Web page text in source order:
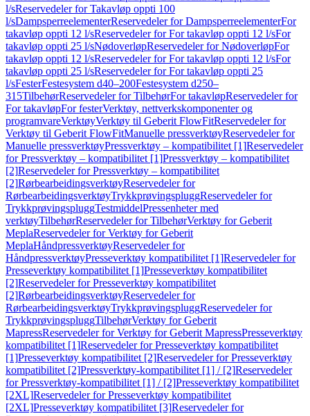
l/sReservedeler for Takavløp oppti 100
l/sDampsperreelementerReservedeler for DampsperreelementerFor
takavløp oppti 12 l/sReservedeler for For takavløp oppti 12 l/sFor
takavløp oppti 25 l/sNødoverløpReservedeler for NødoverløpFor
takavløp oppti 12 l/sReservedeler for For takavløp oppti 12 l/sFor
takavløp oppti 25 l/sReservedeler for For takavløp oppti 25
l/sFesterFestesystem d40–200Festesystem d250–
315TilbehørReservedeler for TilbehørFor takavløpReservedeler for
For takavløpFor festerVerktøy, nettverkskomponenter og
programvareVerktøyVerktøy til Geberit FlowFitReservedeler for
Verktøy til Geberit FlowFitManuelle pressverktøyReservedeler for
Manuelle pressverktøyPressverktøy – kompatibilitet [1]Reservedeler
for Pressverktøy – kompatibilitet [1]Pressverktøy – kompatibilitet
[2]Reservedeler for Pressverktøy – kompatibilitet
[2]RørbearbeidingsverktøyReservedeler for
RørbearbeidingsverktøyTrykkprøvingspluggReservedeler for
TrykkprøvingspluggTestmiddelPressenheter med
verktøyTilbehørReservedeler for TilbehørVerktøy for Geberit
MeplaReservedeler for Verktøy for Geberit
MeplaHåndpressverktøyReservedeler for
HåndpressverktøyPresseverktøy kompatibilitet [1]Reservedeler for
Presseverktøy kompatibilitet [1]Presseverktøy kompatibilitet
[2]Reservedeler for Presseverktøy kompatibilitet
[2]RørbearbeidingsverktøyReservedeler for
RørbearbeidingsverktøyTrykkprøvingspluggReservedeler for
TrykkprøvingspluggTilbehørVerktøy for Geberit
MapressReservedeler for Verktøy for Geberit MapressPresseverktøy
kompatibilitet [1]Reservedeler for Presseverktøy kompatibilitet
[1]Presseverktøy kompatibilitet [2]Reservedeler for Presseverktøy
kompatibilitet [2]Pressverktøy-kompatibilitet [1] / [2]Reservedeler
for Pressverktøy-kompatibilitet [1] / [2]Presseverktøy kompatibilitet
[2XL]Reservedeler for Presseverktøy kompatibilitet
[2XL]Presseverktøy kompatibilitet [3]Reservedeler for